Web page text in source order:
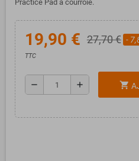
Practice Pad à courroie.
19,90 € 27,70 € -
TTC
remove add shopping_cart